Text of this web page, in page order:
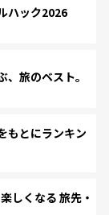
ハック2026
旅のベスト。
もとにランキン
しくなる 旅先・